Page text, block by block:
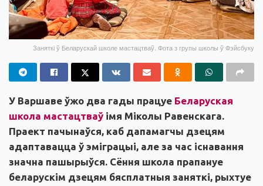
Заняткі ў Беларускай школе мастацтваў. Фота з групы школы ў Фэйсбуку
У Варшаве ўжо два гады працуе Беларуская
школа мастацтваў імя Міколы Равенскага.
Праект пачынаўся, каб дапамагчы дзецям
адаптавацца ў эміграцыі, але за час існавання
значна пашырыўся. Сёння школа прапануе
беларускім дзецям бясплатныя заняткі, рыхтуе